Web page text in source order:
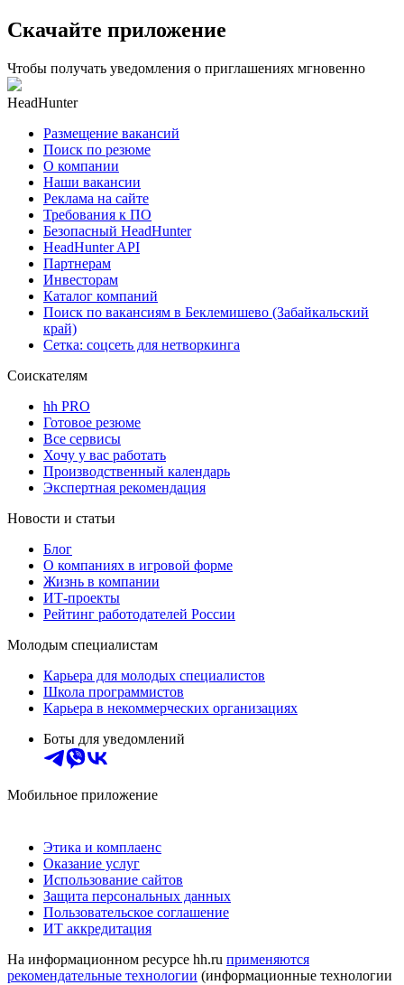
Скачайте приложение
Чтобы получать уведомления о приглашениях мгновенно
HeadHunter
Размещение вакансий
Поиск по резюме
О компании
Наши вакансии
Реклама на сайте
Требования к ПО
Безопасный HeadHunter
HeadHunter API
Партнерам
Инвесторам
Каталог компаний
Поиск по вакансиям в Беклемишево (Забайкальский
край)
Сетка: соцсеть для нетворкинга
Соискателям
hh PRO
Готовое резюме
Все сервисы
Хочу у вас работать
Производственный календарь
Экспертная рекомендация
Новости и статьи
Блог
О компаниях в игровой форме
Жизнь в компании
ИТ-проекты
Рейтинг работодателей России
Молодым специалистам
Карьера для молодых специалистов
Школа программистов
Карьера в некоммерческих организациях
Боты для уведомлений
Мобильное приложение
Этика и комплаенс
Оказание услуг
Использование сайтов
Защита персональных данных
Пользовательское соглашение
ИТ аккредитация
На информационном ресурсе hh.ru применяются
рекомендательные технологии (информационные технологии